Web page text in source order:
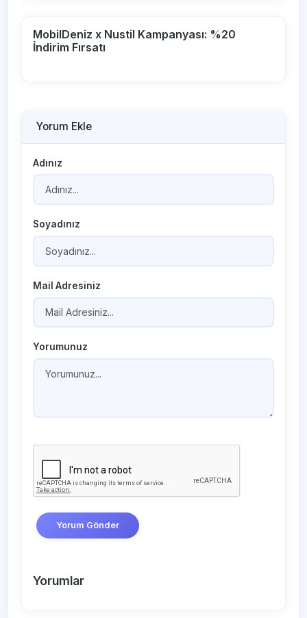
MobilDeniz x Nustil Kampanyası: %20
İndirim Fırsatı
Yorum Ekle
Adınız
Soyadınız
Mail Adresiniz
Yorumunuz
Yorum Gönder
Yorumlar